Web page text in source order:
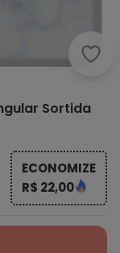
Lar
Sortida
ECONOMIZE
R$ 22,00